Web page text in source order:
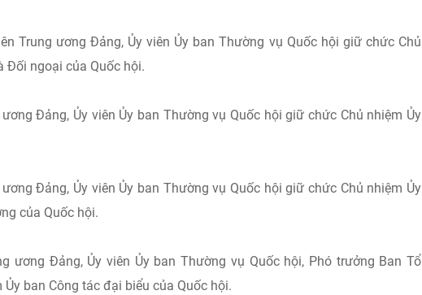
Trung ương Đảng, Ủy viên Ủy ban Thường vụ Quốc hội giữ chức Chủ
Đối ngoại của Quốc hội.
Đảng, Ủy viên Ủy ban Thường vụ Quốc hội giữ chức Chủ nhiệm Ủy
Đảng, Ủy viên Ủy ban Thường vụ Quốc hội giữ chức Chủ nhiệm Ủy
của Quốc hội.
ương Đảng, Ủy viên Ủy ban Thường vụ Quốc hội, Phó trưởng Ban Tổ
ban Công tác đại biểu của Quốc hội.